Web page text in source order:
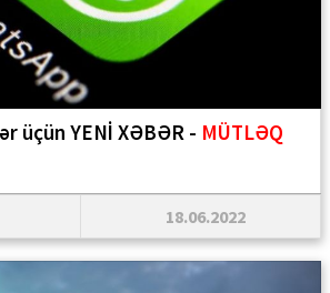
üçün YENİ XƏBƏR - MÜTLƏQ
18.06.2022